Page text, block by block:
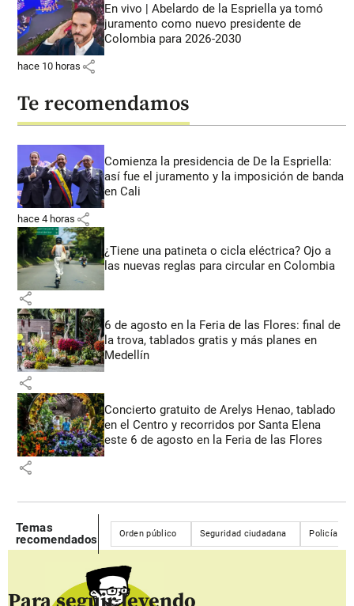
En vivo | Abelardo de la Espriella ya tomó
juramento como nuevo presidente de
Colombia para 2026-2030
hace 10 horas share
Te recomendamos
Comienza la presidencia de De la Espriella:
así fue el juramento y la imposición de banda
en Cali
hace 4 horas share
¿Tiene una patineta o cicla eléctrica? Ojo a
las nuevas reglas para circular en Colombia
share
6 de agosto en la Feria de las Flores: final de
la trova, tablados gratis y más planes en
Medellín
share
Concierto gratuito de Arelys Henao, tablado
en el Centro y recorridos por Santa Elena
este 6 de agosto en la Feria de las Flores
share
Temas
recomendados
Orden público Seguridad ciudadana Policía